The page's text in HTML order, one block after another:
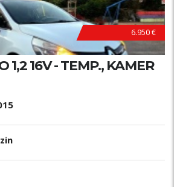
6.950 €
1,2 16V - TEMP., KAMER